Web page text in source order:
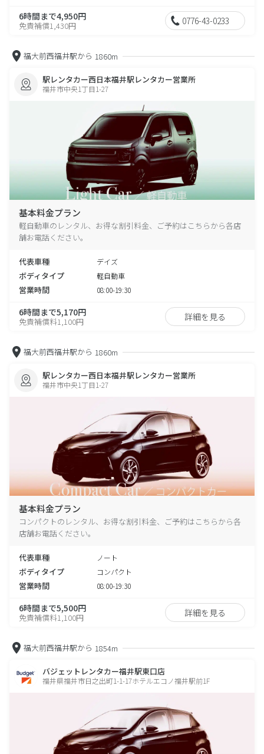
6時間まで4,950円
免責補償1,430円 0776-43-0233
福大前西福井駅から 1860m
駅レンタカー西日本福井駅レンタカー営業所
福井市中央1丁目1-27
基本料金プラン
軽自動車のレンタル、お得な割引料金、ご予約はこちらから各店
舗お電話ください。
代表車種 デイズ
ボディタイプ 軽自動車
営業時間 08:00-19:30
6時間まで5,170円
免責補償料1,100円 詳細を見る
福大前西福井駅から 1860m
駅レンタカー西日本福井駅レンタカー営業所
福井市中央1丁目1-27
基本料金プラン
コンパクトのレンタル、お得な割引料金、ご予約はこちらから各
店舗お電話ください。
代表車種 ノート
ボディタイプ コンパクト
営業時間 08:00-19:30
6時間まで5,500円
免責補償料1,100円 詳細を見る
福大前西福井駅から 1854m
バジェットレンタカー福井駅東口店
福井県福井市日之出町1-1-17ホテルエコノ福井駅前1F